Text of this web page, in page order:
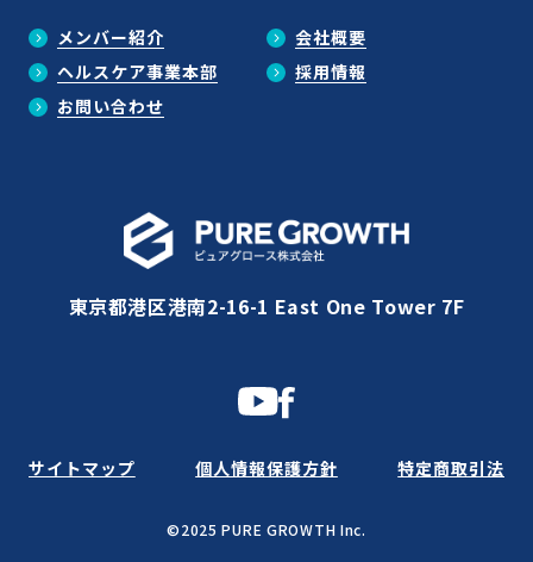
メンバー紹介
会社概要
ヘルスケア事業本部
採用情報
お問い合わせ
東京都港区港南2-16-1 East One Tower 7F
©2025 PURE GROWTH Inc.
サイトマップ 個人情報保護方針 特定商取引法